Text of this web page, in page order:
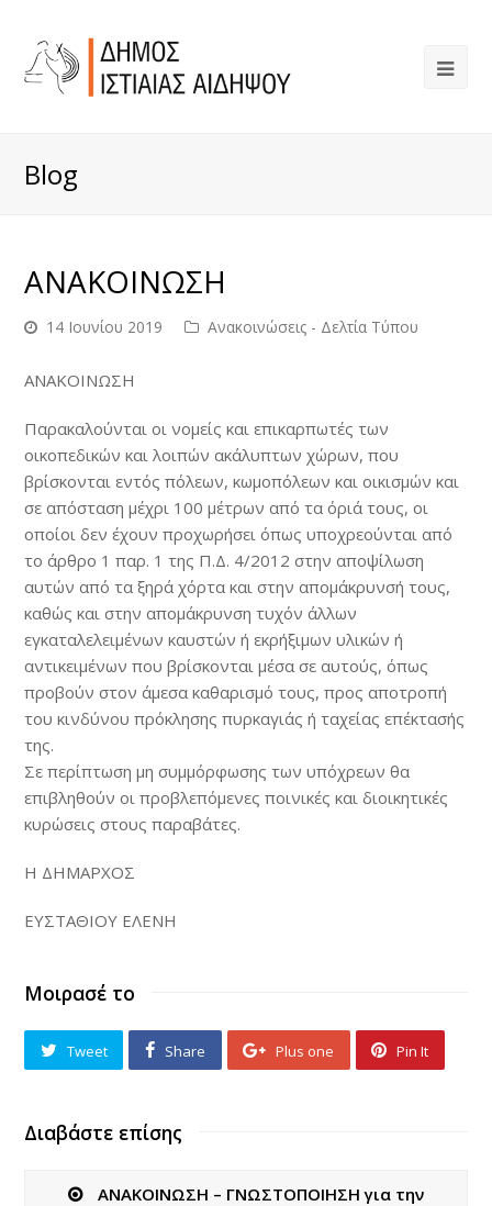
Blog
ΑΝΑΚΟΙΝΩΣΗ
14 Ιουνίου 2019 Ανακοινώσεις - Δελτία Τύπου
ΑΝΑΚΟΙΝΩΣΗ
Παρακαλούνται οι νομείς και επικαρπωτές των
οικοπεδικών και λοιπών ακάλυπτων χώρων, που
βρίσκονται εντός πόλεων, κωμοπόλεων και οικισμών και
σε απόσταση μέχρι 100 μέτρων από τα όριά τους, οι
οποίοι δεν έχουν προχωρήσει όπως υποχρεούνται από
το άρθρο 1 παρ. 1 της Π.Δ. 4/2012 στην αποψίλωση
αυτών από τα ξηρά χόρτα και στην απομάκρυνσή τους,
καθώς και στην απομάκρυνση τυχόν άλλων
εγκαταλελειμένων καυστών ή εκρήξιμων υλικών ή
αντικειμένων που βρίσκονται μέσα σε αυτούς, όπως
προβούν στον άμεσα καθαρισμό τους, προς αποτροπή
του κινδύνου πρόκλησης πυρκαγιάς ή ταχείας επέκτασής
της.
Σε περίπτωση μη συμμόρφωσης των υπόχρεων θα
επιβληθούν οι προβλεπόμενες ποινικές και διοικητικές
κυρώσεις στους παραβάτες.
Η ΔΗΜΑΡΧΟΣ
ΕΥΣΤΑΘΙΟΥ ΕΛΕΝΗ
Μοιρασέ το
Tweet Share Plus one Pin It
Διαβάστε επίσης
ΑΝΑΚΟΙΝΩΣΗ – ΓΝΩΣΤΟΠΟΙΗΣΗ για την